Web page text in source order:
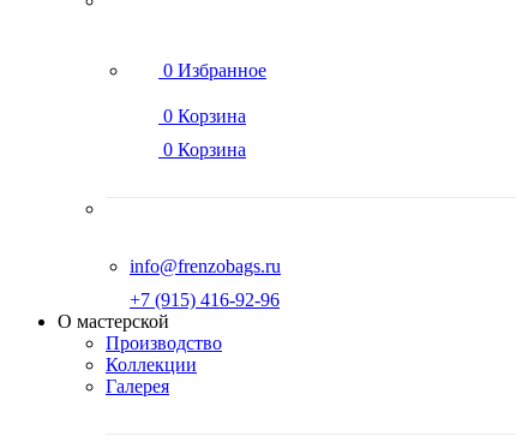
0 Избранное
0 Корзина
0 Корзина
info@frenzobags.ru
‭+7 (915) 416-92-96
О мастерской
Производство
Коллекции
Галерея